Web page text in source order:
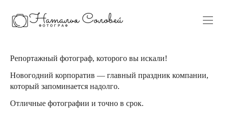
Репортажный фотограф, которого вы искали!
Новогодний корпоратив — главный праздник компании,
который запоминается надолго.
Отличные фотографии и точно в срок.